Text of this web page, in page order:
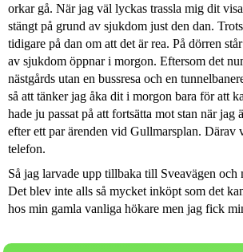
orkar gå. När jag väl lyckas trassla mig dit
stängt på grund av sjukdom just den dan.
tidigare på dan om att det är rea. På dörren
av sjukdom öppnar i morgon. Eftersom det
nästgårds utan en bussresa och en
så att tänker jag åka dit i morgon bara för att
hade ju passat på att fortsätta mot stan när jag
efter ett par ärenden vid Gullmarsplan. Därav
telefon.
Så jag larvade upp tillbaka till Sveavägen och
Det blev inte alls så mycket inköpt som det
hos min gamla vanliga hökare men jag fick